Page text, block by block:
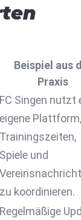
Beispiel aus
Praxis
FC Singen nutzt
eigene
Trainingszeiten,
Spiele und
zu koordinieren.
Regelmäßige